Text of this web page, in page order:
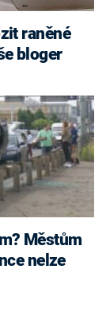
raněné
bloger
nelze